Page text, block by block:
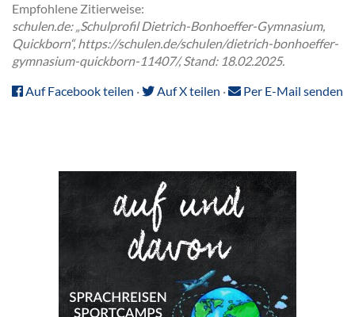
Empfohlene Zitierweise:
schulen.de: „Schulprofil Dietrich-Bonhoeffer-Gymnasium,
Quickborn“, https://schulen.de/schulen/dietrich-bonhoeffer-
gymnasium-quickborn-11407/, Stand: 18.02.2025.
Auf Facebook teilen · Auf X teilen · Per E-Mail senden